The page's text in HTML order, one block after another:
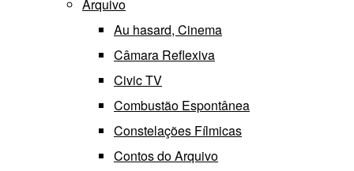
Arquivo
Au hasard, Cinema
Câmara Reflexiva
Civic TV
Combustão Espontânea
Constelações Fílmicas
Contos do Arquivo